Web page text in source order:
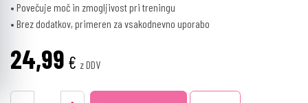
• Povečuje moč in zmogljivost pri treningu
• Brez dodatkov, primeren za vsakodnevno uporabo
24,99 € z DDV